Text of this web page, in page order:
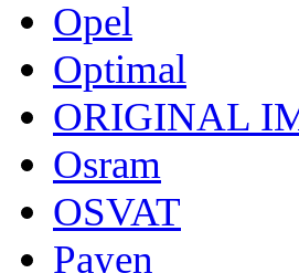
Opel
Optimal
ORIGINAL
Osram
OSVAT
Payen